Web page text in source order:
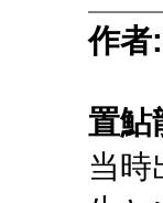
作者:
置鮎
当